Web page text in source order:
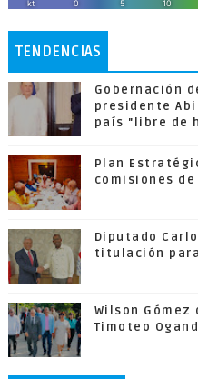
TENDENCIAS
Gobernación
presidente
país "libre de
Plan
comisiones
Diputado
titulación
Wilson
Timoteo